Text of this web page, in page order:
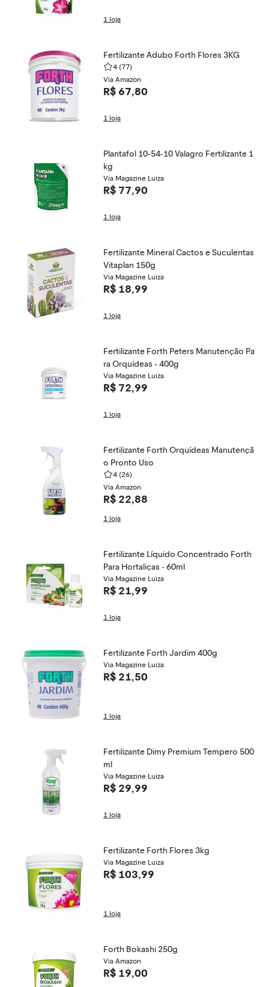
1 loja
Fertilizante Adubo Forth Flores 3KG
4 (77)
Via Amazon
R$ 67,80
1 loja
Plantafol 10-54-10 Valagro Fertilizante 1
kg
Via Magazine Luiza
R$ 77,90
1 loja
Fertilizante Mineral Cactos e Suculentas
Vitaplan 150g
Via Magazine Luiza
R$ 18,99
1 loja
Fertilizante Forth Peters Manutenção Pa
ra Orquídeas - 400g
Via Magazine Luiza
R$ 72,99
1 loja
Fertilizante Forth Orquídeas Manutençã
o Pronto Uso
4 (26)
Via Amazon
R$ 22,88
1 loja
Fertilizante Líquido Concentrado Forth
Para Hortaliças - 60ml
Via Magazine Luiza
R$ 21,99
1 loja
Fertilizante Forth Jardim 400g
Via Magazine Luiza
R$ 21,50
1 loja
Fertilizante Dimy Premium Tempero 500
ml
Via Magazine Luiza
R$ 29,99
1 loja
Fertilizante Forth Flores 3kg
Via Magazine Luiza
R$ 103,99
1 loja
Forth Bokashi 250g
Via Amazon
R$ 19,00